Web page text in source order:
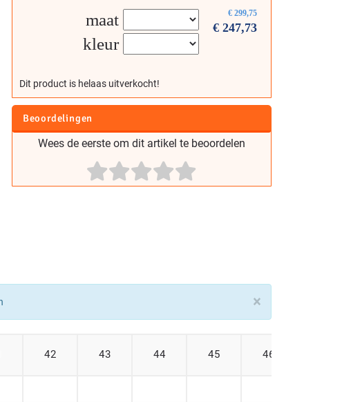
€ 299,75
€ 247,73
maat
kleur
Dit product is helaas uitverkocht!
Beoordelingen
Wees de eerste om dit artikel te beoordelen
×
42 43 44 45 46